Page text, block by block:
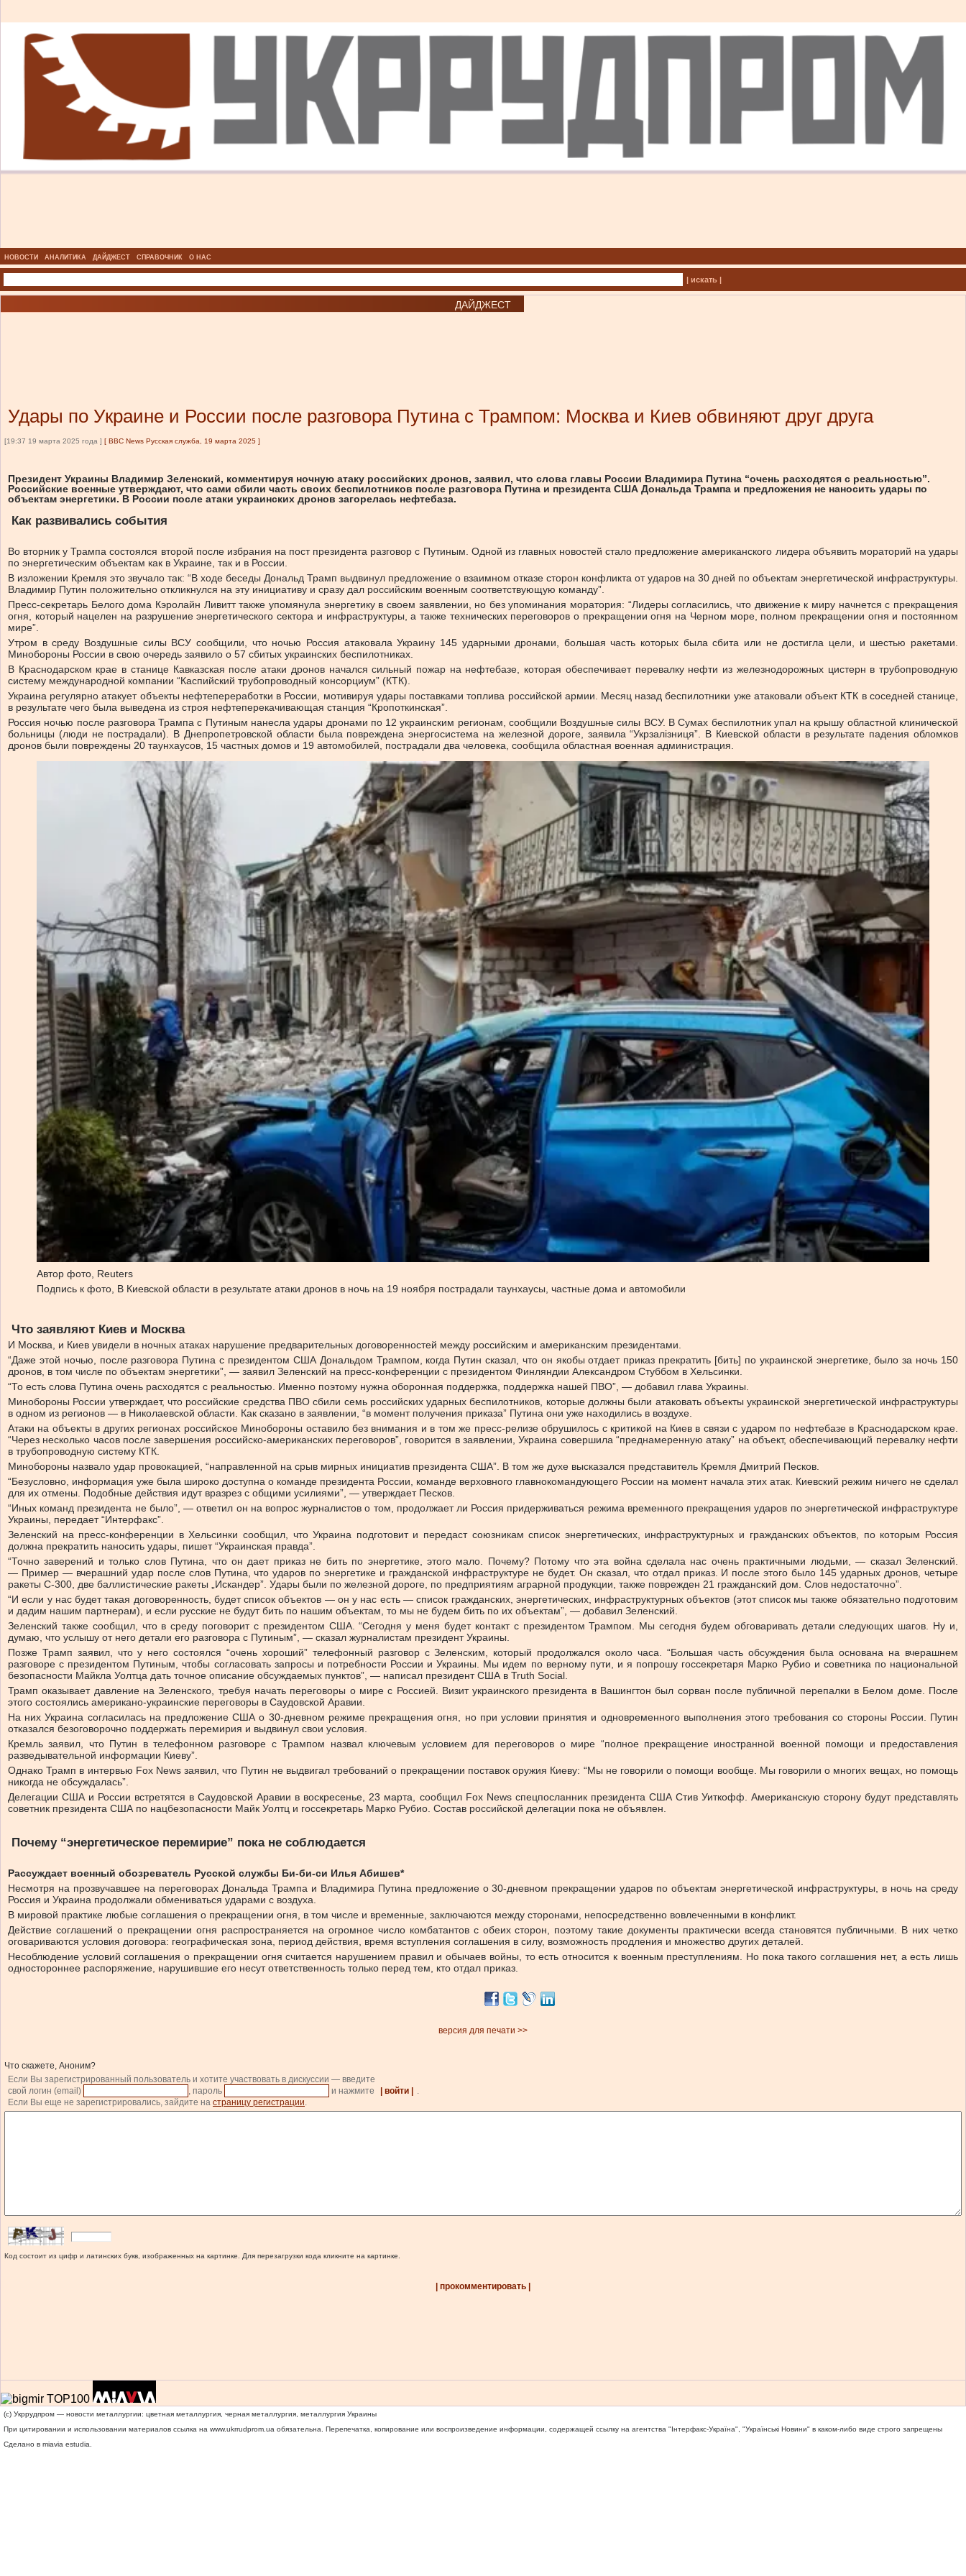
НОВОСТИ АНАЛИТИКА ДАЙДЖЕСТ СПРАВОЧНИК О НАС
| искать |
ДАЙДЖЕСТ
Удары по Украине и России после разговора Путина с Трампом: Москва и Киев обвиняют друг друга
[19:37 19 марта 2025 года ] [ BBC News Русская служба, 19 марта 2025 ]
Президент Украины Владимир Зеленский, комментируя ночную атаку российских дронов, заявил, что слова главы России Владимира Путина “очень расходятся с реальностью”.
Российские военные утверждают, что сами сбили часть своих беспилотников после разговора Путина и президента США Дональда Трампа и предложения не наносить удары по
объектам энергетики. В России после атаки украинских дронов загорелась нефтебаза.
Как развивались события
Во вторник у Трампа состоялся второй после избрания на пост президента разговор с Путиным. Одной из главных новостей стало предложение американского лидера объявить мораторий на удары
по энергетическим объектам как в Украине, так и в России.
В изложении Кремля это звучало так: “В ходе беседы Дональд Трамп выдвинул предложение о взаимном отказе сторон конфликта от ударов на 30 дней по объектам энергетической инфраструктуры.
Владимир Путин положительно откликнулся на эту инициативу и сразу дал российским военным соответствующую команду”.
Пресс-секретарь Белого дома Кэролайн Ливитт также упомянула энергетику в своем заявлении, но без упоминания моратория: “Лидеры согласились, что движение к миру начнется с прекращения
огня, который нацелен на разрушение энергетического сектора и инфраструктуры, а также технических переговоров о прекращении огня на Черном море, полном прекращении огня и постоянном
мире”.
Утром в среду Воздушные силы ВСУ сообщили, что ночью Россия атаковала Украину 145 ударными дронами, большая часть которых была сбита или не достигла цели, и шестью ракетами.
Минобороны России в свою очередь заявило о 57 сбитых украинских беспилотниках.
В Краснодарском крае в станице Кавказская после атаки дронов начался сильный пожар на нефтебазе, которая обеспечивает перевалку нефти из железнодорожных цистерн в трубопроводную
систему международной компании “Каспийский трубопроводный консорциум” (КТК).
Украина регулярно атакует объекты нефтепереработки в России, мотивируя удары поставками топлива российской армии. Месяц назад беспилотники уже атаковали объект КТК в соседней станице,
в результате чего была выведена из строя нефтеперекачивающая станция “Кропоткинская”.
Россия ночью после разговора Трампа с Путиным нанесла удары дронами по 12 украинским регионам, сообщили Воздушные силы ВСУ. В Сумах беспилотник упал на крышу областной клинической
больницы (люди не пострадали). В Днепропетровской области была повреждена энергосистема на железной дороге, заявила “Укрзалізниця”. В Киевской области в результате падения обломков
дронов были повреждены 20 таунхаусов, 15 частных домов и 19 автомобилей, пострадали два человека, сообщила областная военная администрация.
Автор фото, Reuters
Подпись к фото, В Киевской области в результате атаки дронов в ночь на 19 ноября пострадали таунхаусы, частные дома и автомобили
Что заявляют Киев и Москва
И Москва, и Киев увидели в ночных атаках нарушение предварительных договоренностей между российским и американским президентами.
“Даже этой ночью, после разговора Путина с президентом США Дональдом Трампом, когда Путин сказал, что он якобы отдает приказ прекратить [бить] по украинской энергетике, было за ночь 150
дронов, в том числе по объектам энергетики”, — заявил Зеленский на пресс-конференции с президентом Финляндии Александром Стуббом в Хельсинки.
“То есть слова Путина очень расходятся с реальностью. Именно поэтому нужна оборонная поддержка, поддержка нашей ПВО”, — добавил глава Украины.
Минобороны России утверждает, что российские средства ПВО сбили семь российских ударных беспилотников, которые должны были атаковать объекты украинской энергетической инфраструктуры
в одном из регионов — в Николаевской области. Как сказано в заявлении, “в момент получения приказа” Путина они уже находились в воздухе.
Атаки на объекты в других регионах российское Минобороны оставило без внимания и в том же пресс-релизе обрушилось с критикой на Киев в связи с ударом по нефтебазе в Краснодарском крае.
“Через несколько часов после завершения российско-американских переговоров”, говорится в заявлении, Украина совершила “преднамеренную атаку” на объект, обеспечивающий перевалку нефти
в трубопроводную систему КТК.
Минобороны назвало удар провокацией, “направленной на срыв мирных инициатив президента США”. В том же духе высказался представитель Кремля Дмитрий Песков.
“Безусловно, информация уже была широко доступна о команде президента России, команде верховного главнокомандующего России на момент начала этих атак. Киевский режим ничего не сделал
для их отмены. Подобные действия идут вразрез с общими усилиями”, — утверждает Песков.
“Иных команд президента не было”, — ответил он на вопрос журналистов о том, продолжает ли Россия придерживаться режима временного прекращения ударов по энергетической инфраструктуре
Украины, передает “Интерфакс”.
Зеленский на пресс-конференции в Хельсинки сообщил, что Украина подготовит и передаст союзникам список энергетических, инфраструктурных и гражданских объектов, по которым Россия
должна прекратить наносить удары, пишет “Украинская правда”.
“Точно заверений и только слов Путина, что он дает приказ не бить по энергетике, этого мало. Почему? Потому что эта война сделала нас очень практичными людьми, — сказал Зеленский.
— Пример — вчерашний удар после слов Путина, что ударов по энергетике и гражданской инфраструктуре не будет. Он сказал, что отдал приказ. И после этого было 145 ударных дронов, четыре
ракеты С-300, две баллистические ракеты „Искандер”. Удары были по железной дороге, по предприятиям аграрной продукции, также поврежден 21 гражданский дом. Слов недостаточно”.
“И если у нас будет такая договоренность, будет список объектов — он у нас есть — список гражданских, энергетических, инфраструктурных объектов (этот список мы также обязательно подготовим
и дадим нашим партнерам), и если русские не будут бить по нашим объектам, то мы не будем бить по их объектам”, — добавил Зеленский.
Зеленский также сообщил, что в среду поговорит с президентом США. “Сегодня у меня будет контакт с президентом Трампом. Мы сегодня будем обговаривать детали следующих шагов. Ну и,
думаю, что услышу от него детали его разговора с Путиным”, — сказал журналистам президент Украины.
Позже Трамп заявил, что у него состоялся “очень хороший” телефонный разговор с Зеленским, который продолжался около часа. “Большая часть обсуждения была основана на вчерашнем
разговоре с президентом Путиным, чтобы согласовать запросы и потребности России и Украины. Мы идем по верному пути, и я попрошу госсекретаря Марко Рубио и советника по национальной
безопасности Майкла Уолтца дать точное описание обсуждаемых пунктов”, — написал президент США в Truth Social.
Трамп оказывает давление на Зеленского, требуя начать переговоры о мире с Россией. Визит украинского президента в Вашингтон был сорван после публичной перепалки в Белом доме. После
этого состоялись американо-украинские переговоры в Саудовской Аравии.
На них Украина согласилась на предложение США о 30-дневном режиме прекращения огня, но при условии принятия и одновременного выполнения этого требования со стороны России. Путин
отказался безоговорочно поддержать перемирия и выдвинул свои условия.
Кремль заявил, что Путин в телефонном разговоре с Трампом назвал ключевым условием для переговоров о мире “полное прекращение иностранной военной помощи и предоставления
разведывательной информации Киеву”.
Однако Трамп в интервью Fox News заявил, что Путин не выдвигал требований о прекращении поставок оружия Киеву: “Мы не говорили о помощи вообще. Мы говорили о многих вещах, но помощь
никогда не обсуждалась”.
Делегации США и России встретятся в Саудовской Аравии в воскресенье, 23 марта, сообщил Fox News спецпосланник президента США Стив Уиткофф. Американскую сторону будут представлять
советник президента США по нацбезопасности Майк Уолтц и госсекретарь Марко Рубио. Состав российской делегации пока не объявлен.
Почему “энергетическое перемирие” пока не соблюдается
Рассуждает военный обозреватель Русской службы Би-би-си Илья Абишев*
Несмотря на прозвучавшее на переговорах Дональда Трампа и Владимира Путина предложение о 30-дневном прекращении ударов по объектам энергетической инфраструктуры, в ночь на среду
Россия и Украина продолжали обмениваться ударами с воздуха.
В мировой практике любые соглашения о прекращении огня, в том числе и временные, заключаются между сторонами, непосредственно вовлеченными в конфликт.
Действие соглашений о прекращении огня распространяется на огромное число комбатантов с обеих сторон, поэтому такие документы практически всегда становятся публичными. В них четко
оговариваются условия договора: географическая зона, период действия, время вступления соглашения в силу, возможность продления и множество других деталей.
Несоблюдение условий соглашения о прекращении огня считается нарушением правил и обычаев войны, то есть относится к военным преступлениям. Но пока такого соглашения нет, а есть лишь
одностороннее распоряжение, нарушившие его несут ответственность только перед тем, кто отдал приказ.
версия для печати >>
Что скажете, Аноним?
Если Вы зарегистрированный пользователь и хотите участвовать в дискуссии — введите
свой логин (email)
, пароль и нажмите | войти |
.
Если Вы еще не зарегистрировались, зайдите на страницу регистрации.
Код состоит из цифр и латинских букв, изображенных на картинке. Для перезагрузки кода кликните на картинке.
| прокомментировать |
(c) Укррудпром — новости металлургии: цветная металлургия, черная металлургия, металлургия Украины
При цитировании и использовании материалов ссылка на www.ukrrudprom.ua обязательна. Перепечатка, копирование или воспроизведение информации, содержащей ссылку на агентства "Iнтерфакс-Україна", "Українськi Новини" в каком-либо виде строго запрещены
Сделано в miavia estudia.